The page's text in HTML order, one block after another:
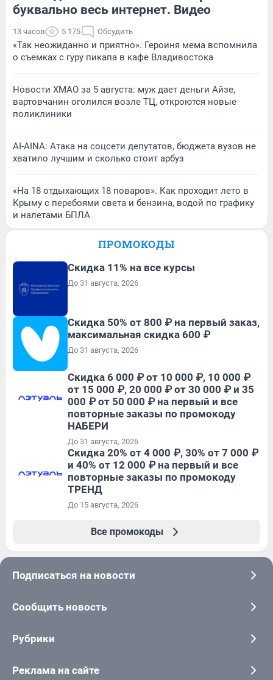
буквально весь интернет. Видео
13 часов 5 175 Обсудить
«Так неожиданно и приятно». Героиня мема вспомнила
о съемках с гуру пикапа в кафе Владивостока
Новости ХМАО за 5 августа: муж дает деньги Айзе,
вартовчанин оголился возле ТЦ, откроются новые
поликлиники
AI-AINA: Атака на соцсети депутатов, бюджета вузов не
хватило лучшим и сколько стоит арбуз
«На 18 отдыхающих 18 поваров». Как проходит лето в
Крыму с перебоями света и бензина, водой по графику
и налетами БПЛА
ПРОМОКОДЫ
Скидка 11% на все курсы
До 31 августа, 2026
Скидка 50% от 800 ₽ на первый заказ,
максимальная скидка 600 ₽
До 31 августа, 2026
Скидка 6 000 ₽ от 10 000 ₽, 10 000 ₽
от 15 000 ₽, 20 000 ₽ от 30 000 ₽ и 35
000 ₽ от 50 000 ₽ на первый и все
повторные заказы по промокоду
НАБЕРИ
До 31 августа, 2026
Скидка 20% от 4 000 ₽, 30% от 7 000 ₽
и 40% от 12 000 ₽ на первый и все
повторные заказы по промокоду
ТРЕНД
До 15 августа, 2026
Все промокоды
Подписаться на новости
Сообщить новость
Рубрики
Реклама на сайте